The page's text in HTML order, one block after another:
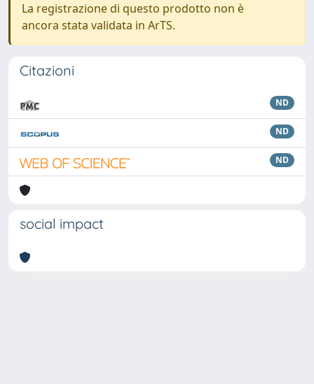
La registrazione di questo prodotto non è
ancora stata validata in ArTS.
Citazioni
ND
ND
ND
social impact